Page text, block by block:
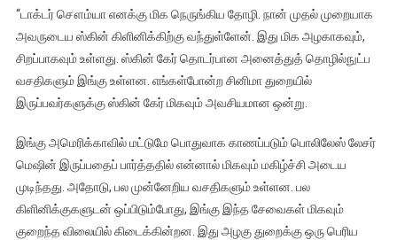
“டாக்டர் சௌம்யா எனக்கு மிக நெருங்கிய தோழி. நான் முதல் முறையாக
அவருடைய ஸ்கின் கிளினிக்கிற்கு வந்துள்ளேன். இது மிக அழகாகவும்,
சிறப்பாகவும் உள்ளது. ஸ்கின் கேர் தொடர்பான அனைத்துத் தொழில்நுட்ப
வசதிகளும் இங்கு உள்ளன. எங்கள்போன்ற சினிமா துறையில்
இருப்பவர்களுக்கு ஸ்கின் கேர் மிகவும் அவசியமான ஒன்று.
இங்கு அமெரிக்காவில் மட்டுமே பொதுவாக காணப்படும் பொலிலேஸ் லேசர்
மெஷின் இருப்பதைப் பார்த்ததில் என்னால் மிகவும் மகிழ்ச்சி அடைய
முடிந்தது. அதோடு, பல முன்னேறிய வசதிகளும் உள்ளன. பல
கிளினிக்குகளுடன் ஒப்பிடும்போது, இங்கு இந்த சேவைகள் மிகவும்
குறைந்த விலையில் கிடைக்கின்றன. இது அழகு துறைக்கு ஒரு பெரிய